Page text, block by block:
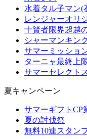
水着タル子マン(
レンジャーオリ
十賢者限界超越
シャーマンキン
サマーミッショ
ターニャ最終上
サマーセレクト
夏キャンペーン
サマーギフトCP
夏の討伐祭
無料10連スタン